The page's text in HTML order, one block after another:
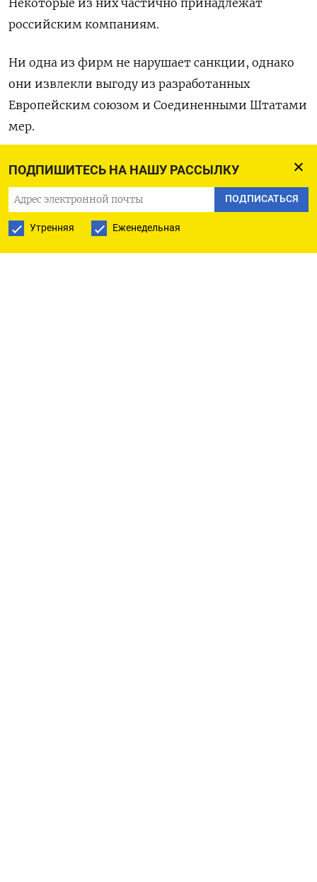
ПОДПИШИТЕСЬ НА НАШУ РАССЫЛКУ
ПОДПИСАТЬСЯ
Утренняя Еженедельная
российским компаниям.
Ни одна из фирм не нарушает санкции, однако
они извлекли выгоду из разработанных
Европейским союзом и Соединенными Штатами
мер.
Согласно расчетам, доходы России снизились,
однако объем экспорта остается относительно
стабильным, несмотря на санкции.